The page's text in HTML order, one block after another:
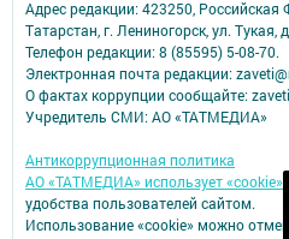
Адрес редакции: 423250, Российская
Татарстан, г. Лениногорск, ул. Тукая,
Телефон редакции: 8 (85595) 5-08-70.
Электронная почта редакции:
О фактах коррупции сообщайте:
Учредитель СМИ: АО «ТАТМЕДИА»
Антикоррупционная политика
АО «ТАТМЕДИА» использует «cookie»
удобства пользователей сайтом.
Использование «cookie» можно